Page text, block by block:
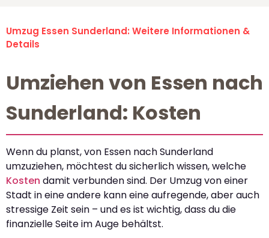
Umzug Essen Sunderland: Weitere Informationen &
Details
Umziehen von Essen nach
Sunderland: Kosten
Wenn du planst, von Essen nach Sunderland
umzuziehen, möchtest du sicherlich wissen, welche
Kosten damit verbunden sind. Der Umzug von einer
Stadt in eine andere kann eine aufregende, aber auch
stressige Zeit sein – und es ist wichtig, dass du die
finanzielle Seite im Auge behältst.